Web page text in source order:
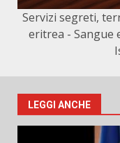
Servizi segreti,
eritrea - Sangue
LEGGI ANCHE